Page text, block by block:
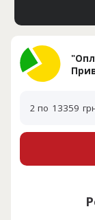
2 по 13359